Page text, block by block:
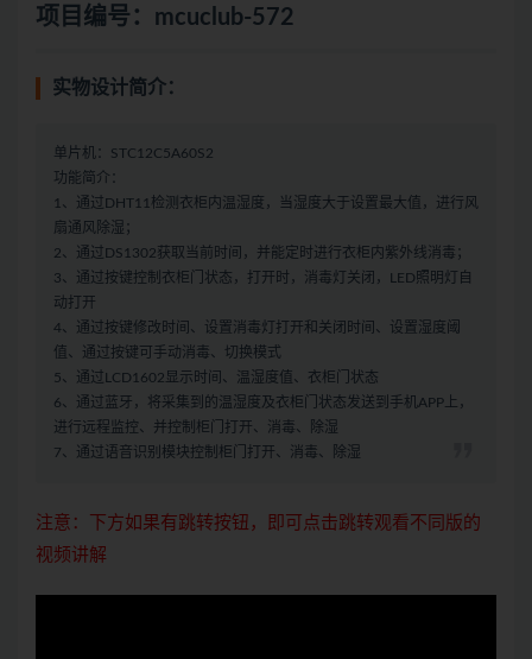
项目编号：mcuclub-572
实物设计简介：
单片机：STC12C5A60S2
功能简介：
1、通过DHT11检测衣柜内温湿度，当湿度大于设置最大值，进行风
扇通风除湿；
2、通过DS1302获取当前时间，并能定时进行衣柜内紫外线消毒；
3、通过按键控制衣柜门状态，打开时，消毒灯关闭，LED照明灯自
动打开
4、通过按键修改时间、设置消毒灯打开和关闭时间、设置湿度阈
值、通过按键可手动消毒、切换模式
5、通过LCD1602显示时间、温湿度值、衣柜门状态
6、通过蓝牙，将采集到的温湿度及衣柜门状态发送到手机APP上，
进行远程监控、并控制柜门打开、消毒、除湿
7、通过语音识别模块控制柜门打开、消毒、除湿
注意：下方如果有跳转按钮，即可点击跳转观看不同版的
视频讲解